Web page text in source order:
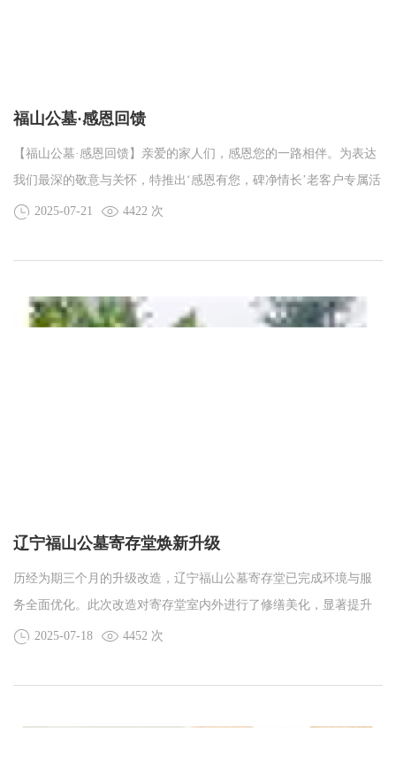
福山公墓·感恩回馈
【福山公墓·感恩回馈】亲爱的家人们，感恩您的一路相伴。为表达
我们最深的敬意与关怀，特推出‘感恩有您，碑净情长’老客户专属活
动！2025-07-21 4422 次
辽宁福山公墓寄存堂焕新升级
历经为期三个月的升级改造，辽宁福山公墓寄存堂已完成环境与服
务全面优化。此次改造对寄存堂室内外进行了修缮美化，显著提升
了采光、通风条件，并铺设了室内防滑地板等，着力打造更加安
2025-07-18 4452 次